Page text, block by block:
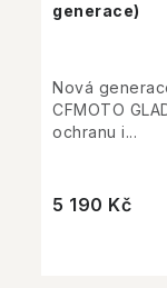
generace)
5 190 Kč
Nová
CFMOTO
ochranu i...